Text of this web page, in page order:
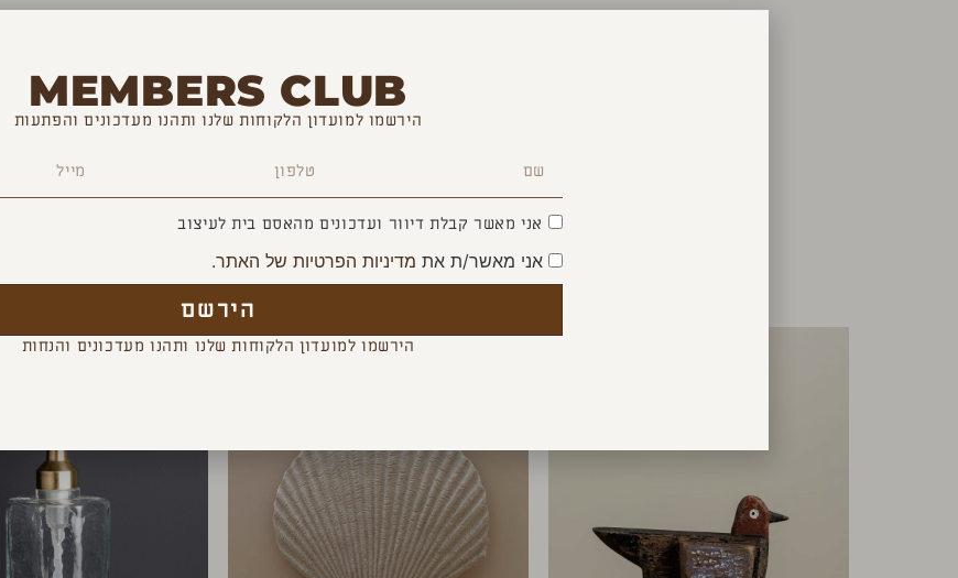
YOU MAY ALSO LIKE
MEMBERS CLUB
הירשמו למועדון הלקוחות שלנו ותהנו מעדכונים והפתעות
אני מאשר קבלת דיוור ועדכונים מהאסם בית לעיצוב
אני מאשר/ת את מדיניות הפרטיות של האתר.
הירשם
הירשמו למועדון הלקוחות שלנו ותהנו מעדכונים והנחות